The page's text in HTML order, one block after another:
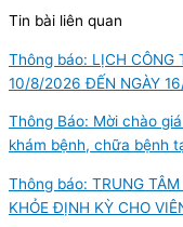
Tin bài liên quan
Thông báo: LỊCH CÔNG
10/8/2026 ĐẾN NGÀY
Thông Báo: Mời chào
khám bệnh, chữa bệnh
Thông báo: TRUNG
KHỎE ĐỊNH KỲ CHO